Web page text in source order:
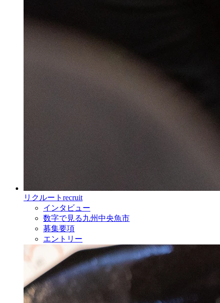
リクルート recruit
インタビュー
数字で見る九州中央魚市
募集要項
エントリー